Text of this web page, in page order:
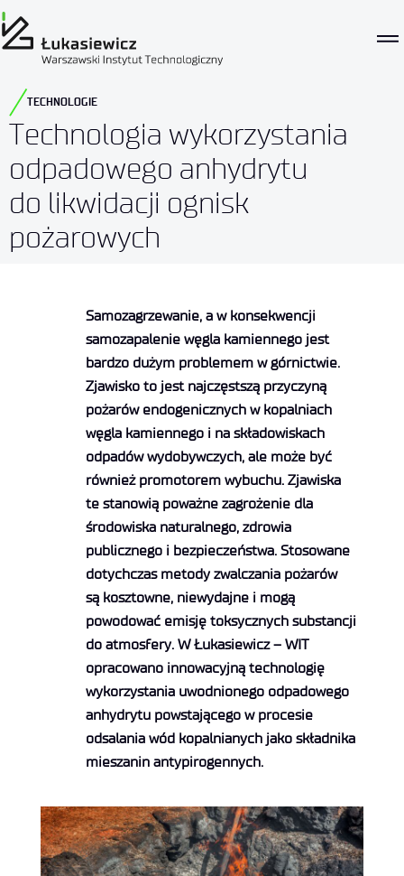
TECHNOLOGIE
Technologia wykorzystania
odpadowego anhydrytu
do likwidacji ognisk
pożarowych
Samozagrzewanie, a w konsekwencji
samozapalenie węgla kamiennego jest
bardzo dużym problemem w górnictwie.
Zjawisko to jest najczęstszą przyczyną
pożarów endogenicznych w kopalniach
węgla kamiennego i na składowiskach
odpadów wydobywczych, ale może być
również promotorem wybuchu. Zjawiska
te stanowią poważne zagrożenie dla
środowiska naturalnego, zdrowia
publicznego i bezpieczeństwa. Stosowane
dotychczas metody zwalczania pożarów
są kosztowne, niewydajne i mogą
powodować emisję toksycznych substancji
do atmosfery. W Łukasiewicz – WIT
opracowano innowacyjną technologię
wykorzystania uwodnionego odpadowego
anhydrytu powstającego w procesie
odsalania wód kopalnianych jako składnika
mieszanin antypirogennych.